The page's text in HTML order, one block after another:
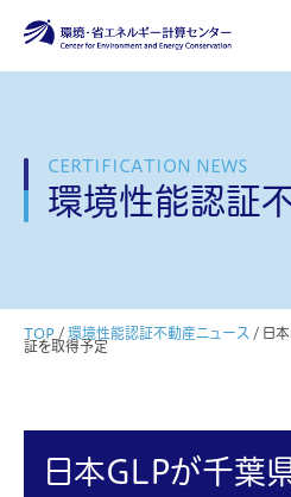
CERTIFICATION NEWS
環境性能認証
TOP / 環境性能認証不動産ニュース / 日
証を取得予定
日本GLPが千葉